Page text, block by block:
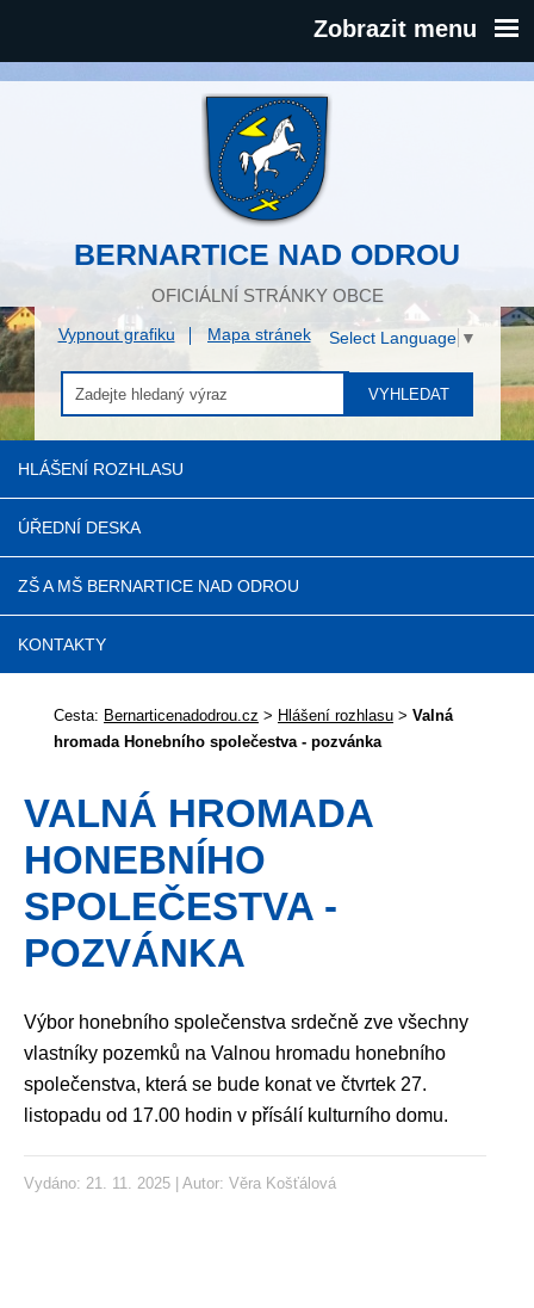
Zobrazit menu
BERNARTICE NAD ODROU
OFICIÁLNÍ STRÁNKY OBCE
Vypnout grafiku Mapa stránek Select Language ▼
VYHLEDAT
HLÁŠENÍ ROZHLASU
ÚŘEDNÍ DESKA
ZŠ A MŠ BERNARTICE NAD ODROU
KONTAKTY
Cesta: Bernarticenadodrou.cz > Hlášení rozhlasu > Valná
hromada Honebního společestva - pozvánka
VALNÁ HROMADA
HONEBNÍHO
SPOLEČESTVA -
POZVÁNKA
Výbor honebního společenstva srdečně zve všechny
vlastníky pozemků na Valnou hromadu honebního
společenstva, která se bude konat ve čtvrtek 27.
listopadu od 17.00 hodin v přísálí kulturního domu.
Vydáno: 21. 11. 2025 | Autor: Věra Košťálová